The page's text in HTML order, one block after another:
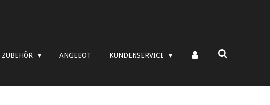
ZUBEHÖR ANGEBOT KUNDENSERVICE